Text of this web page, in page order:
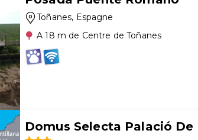
Toñanes, Espagne
A 18 m de Centre de Toñanes
Domus Selecta Palació De